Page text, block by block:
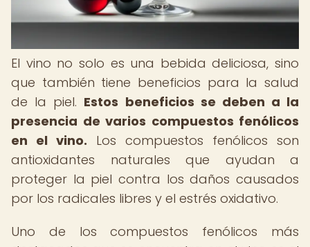
El vino no solo es una bebida deliciosa, sino
que también tiene beneficios para la salud
de la piel. Estos beneficios se deben a la
presencia de varios compuestos fenólicos
en el vino. Los compuestos fenólicos son
antioxidantes naturales que ayudan a
proteger la piel contra los daños causados
por los radicales libres y el estrés oxidativo.
Uno de los compuestos fenólicos más